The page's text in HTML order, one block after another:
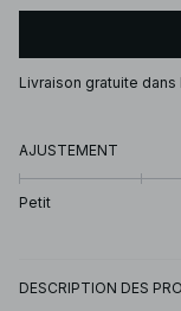
Livraison gratuite
AJUSTEMENT
Petit
DESCRIPTION DES